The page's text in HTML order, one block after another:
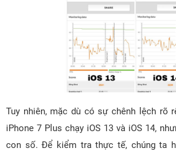
Tuy nhiên, mặc dù có sự chênh lệch rõ
iPhone 7 Plus chạy iOS 13 và iOS 14,
con số. Để kiểm tra thực tế, chúng ta